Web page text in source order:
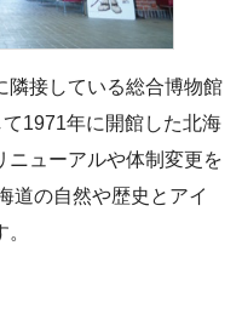
隣接している総合博物館
1971年に開館した北海
ニューアルや体制変更を
道の自然や歴史とアイ